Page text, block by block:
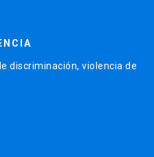
discriminación, violencia de